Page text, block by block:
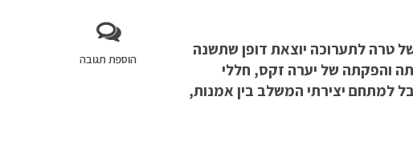
הוספת תגובה
נפתח המפעל הישן של טרה לתערוכה יוצאת דופן שתשנה
והפקתה של יערה זקס, חללי
למתחם יצירתי המשלב בין אמנות,